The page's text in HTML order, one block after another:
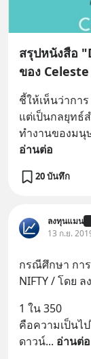
สรุปหนังสือ
ของ
ชี้ให้เห็นว่ากา
แต่เป็นกลยุทธ์
ทำงานของมนุ
อ่านต่อ
20 บันทึก
ลงทุนแมน
13 ก.ย.
กรณีศึกษา กา
NIFTY / โดย
1 ใน 350
คือความเป็นไ
ดาวน์... อ่านต่อ